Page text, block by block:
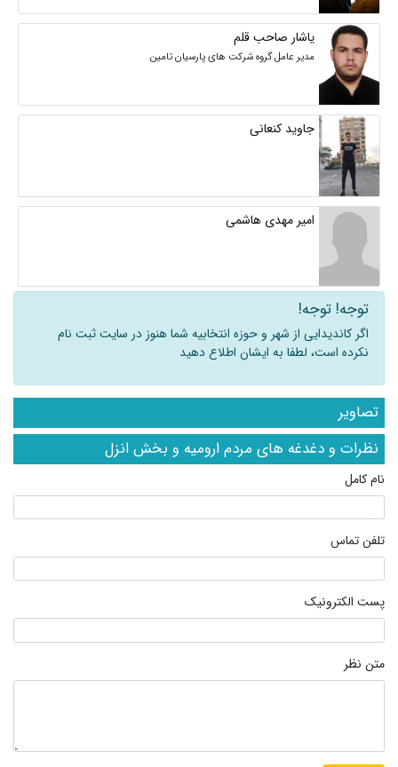
یاشار صاحب قلم
مدیر عامل گروه شرکت های پارسیان تامین
جاوید کنعانی
امیر مهدی هاشمی
توجه! توجه!
اگر کاندیدایی از شهر و حوزه انتخابیه شما هنوز در سایت ثبت نام
نکرده است، لطفا به ایشان اطلاع دهید
تصاویر
نظرات و دغدغه های مردم ارومیه و بخش انزل
نام کامل
تلفن تماس
پست الکترونیک
متن نظر